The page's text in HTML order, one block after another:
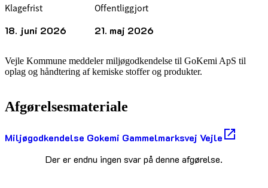
Klagefrist
18. juni 2026
Offentliggjort
21. maj 2026
Vejle Kommune meddeler miljøgodkendelse til GoKemi ApS til
oplag og håndtering af kemiske stoffer og produkter.
Afgørelsesmateriale
Miljøgodkendelse Gokemi Gammelmarksvej Vejle
Der er endnu ingen svar på denne afgørelse.